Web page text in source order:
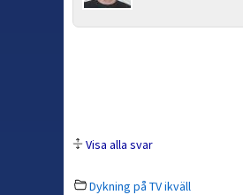
Visa alla svar
Dykning på TV ikväll